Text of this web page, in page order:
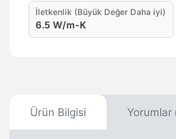
İletkenlik (Büyük Değer Daha iyi)
6.5 W/m-K
Ürün Bilgisi Yorumlar